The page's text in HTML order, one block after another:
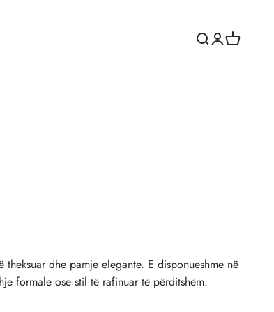
Hap kërkimin
Hapni faqen
Karroca e
theksuar dhe pamje elegante. E disponueshme në
formale ose stil të rafinuar të përditshëm.